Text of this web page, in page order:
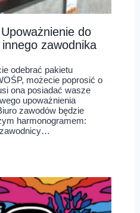
do
zawodnika
odebrać pakietu
możecie poprosić o
ona posiadać wasze
upoważnienia
zawodów będzie
harmonogramem: